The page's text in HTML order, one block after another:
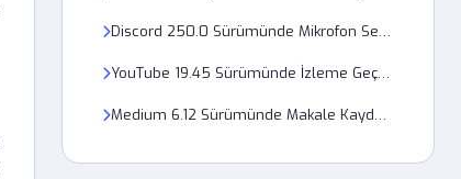
Discord 250.0 Sürümünde Mikrofon Sesi Neden Robotik Geliyor?
YouTube 19.45 Sürümünde İzleme Geçmişi Nasıl Kapatılır?
Medium 6.12 Sürümünde Makale Kaydetme Özelliği Neden Çalışmıyor?